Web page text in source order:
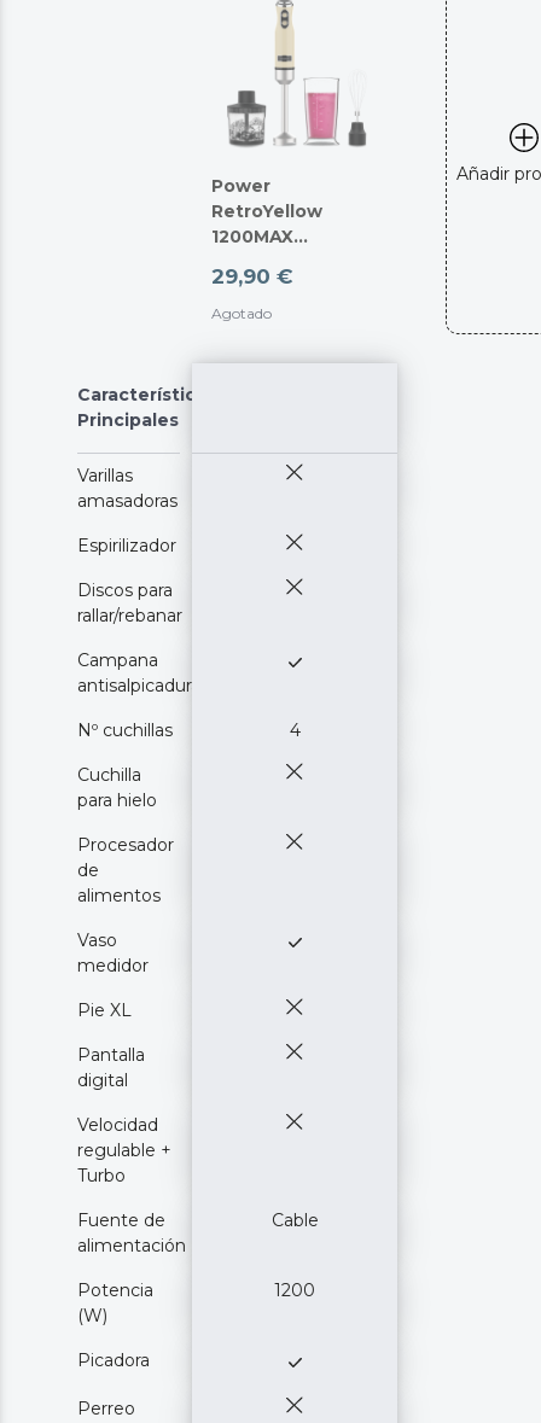
Power
RetroYellow
1200MAX
29,90 €
Agotado
Añadir
Características
Principales
Varillas
amasadoras
Espirilizador
Discos para
rallar/rebanar
Campana
antisalpicaduras
Nº cuchillas 4
Cuchilla
para hielo
Procesador
de
alimentos
Vaso
medidor
Pie XL
Pantalla
digital
Velocidad
regulable +
Turbo
Fuente de
alimentación
Cable
Potencia
(W)
1200
Picadora
Perreo